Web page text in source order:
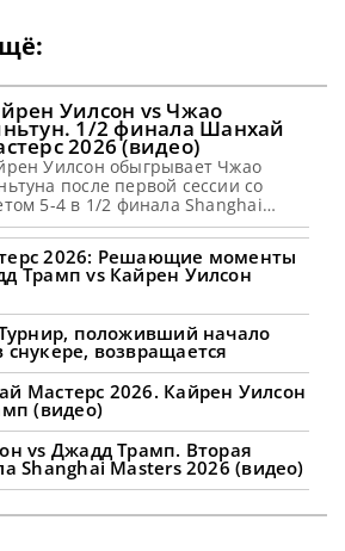
Уилсон vs Чжао
1/2 финала Шанхай
2026 (видео)
Уилсон обыгрывает Чжао
после первой сессии со
5-4 в 1/2 финала Shanghai
2026, сообщает WST Кайрен
выиграл финальный фрейм и
первую сессию матча
Чжао Синьтуна в 1/2 финала
1-0 с брейком в 84 очка. Серии в
66 очков позволили Кайрену
2026: Решающие моменты
Трамп vs Кайрен Уилсон
положивший начало
возвращается
Мастерс 2026. Кайрен Уилсон
(видео)
vs Джадд Трамп. Вторая
Shanghai Masters 2026 (видео)